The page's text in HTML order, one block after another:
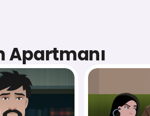
Apartmanı